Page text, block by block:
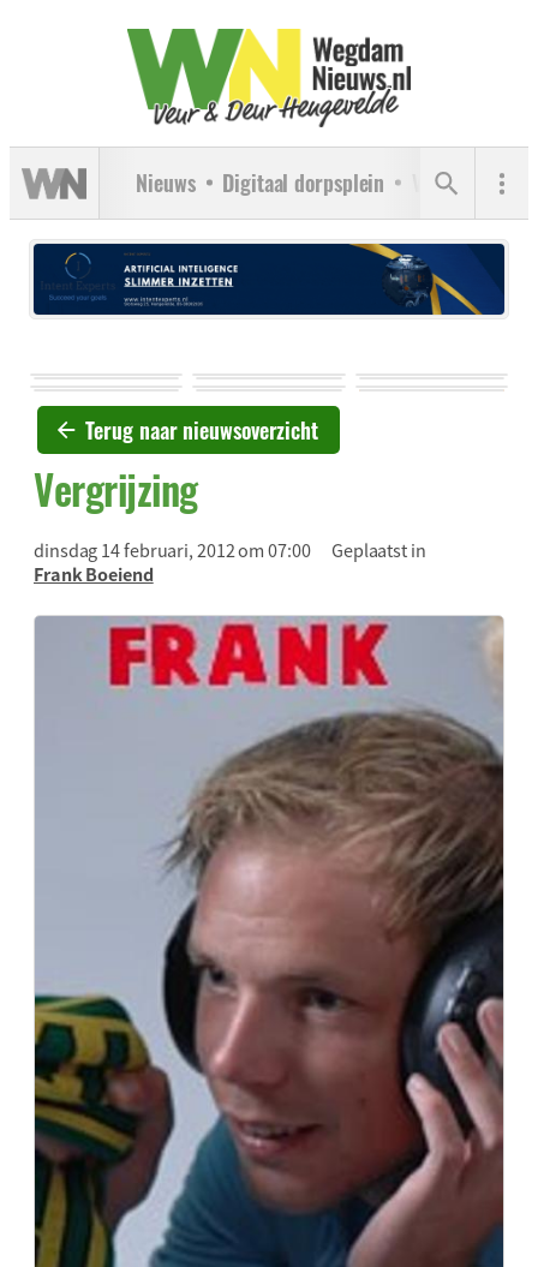
Nieuws Digitaal dorpsplein Verenigingen
Terug naar nieuwsoverzicht
Vergrijzing
dinsdag 14 februari, 2012 om 07:00
Geplaatst in
Frank Boeiend